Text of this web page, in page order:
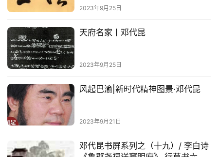
2023年9月25日
天府名家丨邓代昆
2023年9月25日
风起巴渝|新时代精神图景·邓代昆
2023年9月21日
邓代昆书屏系列之（十九）/ 李白诗